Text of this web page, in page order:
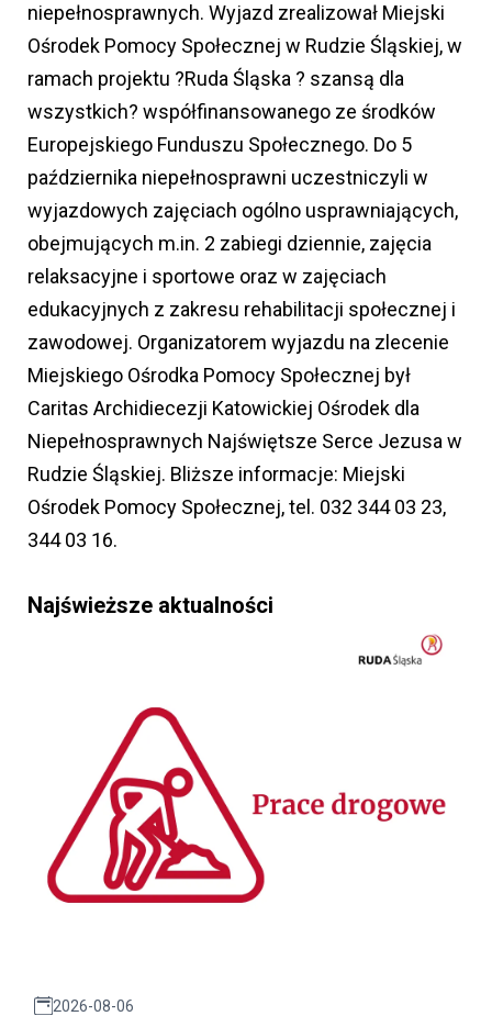
niepełnosprawnych. Wyjazd zrealizował Miejski
Ośrodek Pomocy Społecznej w Rudzie Śląskiej, w
ramach projektu ?Ruda Śląska ? szansą dla
wszystkich? współfinansowanego ze środków
Europejskiego Funduszu Społecznego. Do 5
października niepełnosprawni uczestniczyli w
wyjazdowych zajęciach ogólno usprawniających,
obejmujących m.in. 2 zabiegi dziennie, zajęcia
relaksacyjne i sportowe oraz w zajęciach
edukacyjnych z zakresu rehabilitacji społecznej i
zawodowej. Organizatorem wyjazdu na zlecenie
Miejskiego Ośrodka Pomocy Społecznej był
Caritas Archidiecezji Katowickiej Ośrodek dla
Niepełnosprawnych Najświętsze Serce Jezusa w
Rudzie Śląskiej. Bliższe informacje: Miejski
Ośrodek Pomocy Społecznej, tel. 032 344 03 23,
344 03 16.
Najświeższe aktualności
2026-08-06